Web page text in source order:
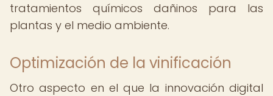
tratamientos químicos dañinos para las
plantas y el medio ambiente.
Optimización de la vinificación
Otro aspecto en el que la innovación digital